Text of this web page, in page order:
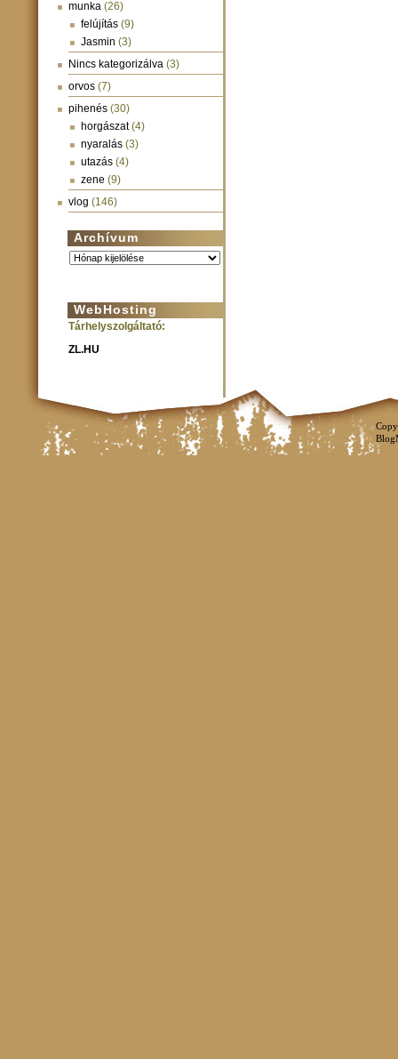
munka (26)
felújítás (9)
Jasmin (3)
Nincs kategorizálva (3)
orvos (7)
pihenés (30)
horgászat(4)
nyaralás (3)
utazás (4)
zene (9)
vlog (146)
Archívum
Archívum
WebHosting
Tárhelyszolgáltató:
ZL.HU